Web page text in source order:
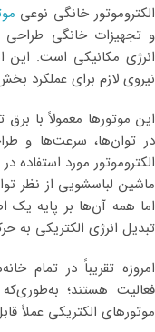
الکتروموتور خانگی نوعی
و تجهیزات خانگی طراحی
انرژی مکانیکی است. این
نیروی لازم برای عملکرد
این موتورها معمولاً با
در توان‌ها، سرعت‌ها و
الکتروموتور مورد استفاده
ماشین لباسشویی از نظر
اما همه آن‌ها بر پایه
تبدیل انرژی الکتریکی به
امروزه تقریباً در تمام
فعالیت هستند؛
موتورهای الکتریکی عملاً